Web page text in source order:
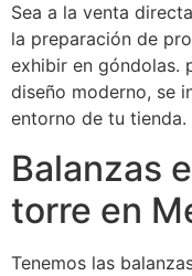
Sea a la venta
la preparación de
exhibir en góndolas.
diseño moderno, se
entorno de tu tienda.
Balanzas
torre en
Tenemos las